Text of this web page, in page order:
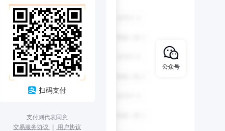
扫码支付
支付则代表同意
交易服务协议 ｜ 用户协议
公众号